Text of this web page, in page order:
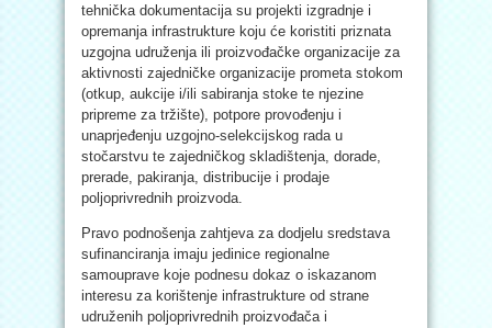
tehnička dokumentacija su projekti izgradnje i
opremanja infrastrukture koju će koristiti priznata
uzgojna udruženja ili proizvođačke organizacije za
aktivnosti zajedničke organizacije prometa stokom
(otkup, aukcije i/ili sabiranja stoke te njezine
pripreme za tržište), potpore provođenju i
unaprjeđenju uzgojno-selekcijskog rada u
stočarstvu te zajedničkog skladištenja, dorade,
prerade, pakiranja, distribucije i prodaje
poljoprivrednih proizvoda.
Pravo podnošenja zahtjeva za dodjelu sredstava
sufinanciranja imaju jedinice regionalne
samouprave koje podnesu dokaz o iskazanom
interesu za korištenje infrastrukture od strane
udruženih poljoprivrednih proizvođača i